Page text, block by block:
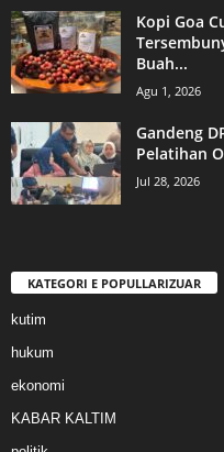
Kopi Goa
Buah...
Agu 1, 2026
Gandeng
Pelatihan
Jul 28, 2026
KATEGORI E POPULLARIZUAR
kutim
hukum
ekonomi
KABAR KALTIM